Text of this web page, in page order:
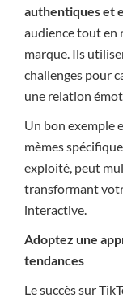
authentiques et
audience tout en
marque. Ils
challenges pour
une relation
Un bon exemple
mèmes
exploité, peut
transformant
interactive.
Adoptez une
tendances
Le succès sur